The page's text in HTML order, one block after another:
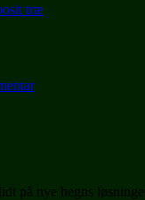
træ
på nye hegns